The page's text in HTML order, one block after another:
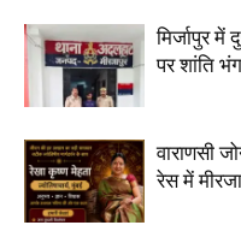
मिर्जापुर में
पर शांति
वाराणसी
रेस में